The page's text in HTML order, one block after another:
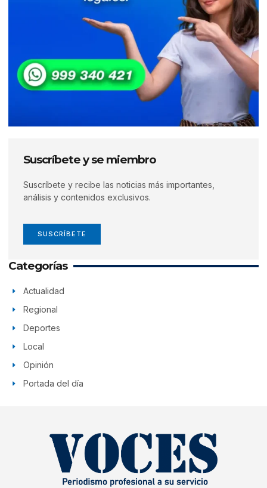
Suscríbete y se miembro
Suscríbete y recibe las noticias más importantes,
análisis y contenidos exclusivos.
SUSCRÍBETE
Categorías
Actualidad
Regional
Deportes
Local
Opinión
Portada del día